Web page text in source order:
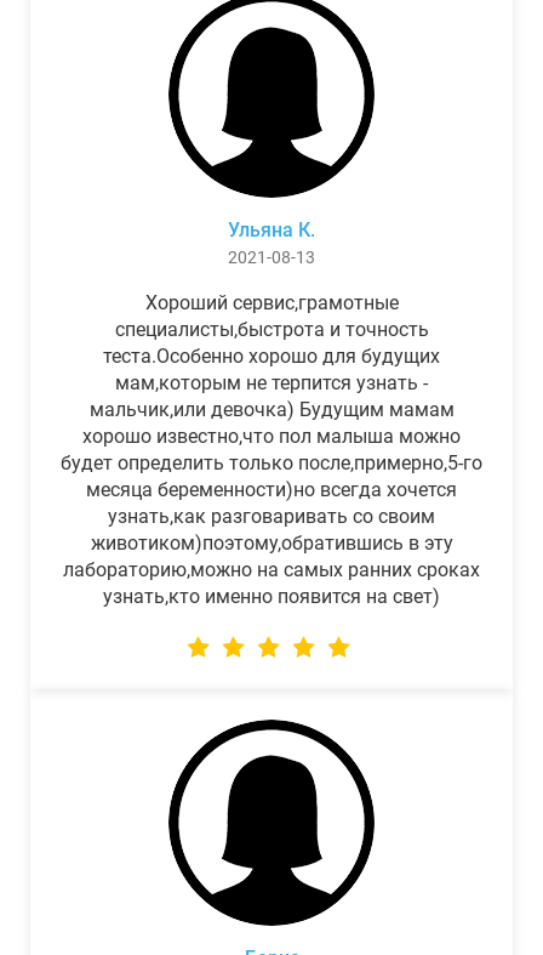
Ульяна К.
2021-08-13
Хороший сервис,грамотные
специалисты,быстрота и точность
теста.Особенно хорошо для будущих
мам,которым не терпится узнать -
мальчик,или девочка) Будущим мамам
хорошо известно,что пол малыша можно
будет определить только после,примерно,5-го
месяца беременности)но всегда хочется
узнать,как разговаривать со своим
животиком)поэтому,обратившись в эту
лабораторию,можно на самых ранних сроках
узнать,кто именно появится на свет)